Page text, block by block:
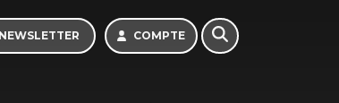
NEWSLETTER COMPTE